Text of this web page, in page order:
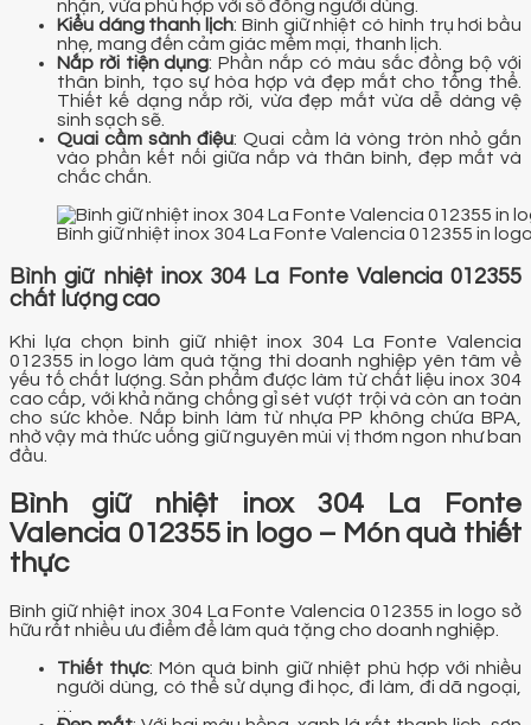
nhặn, vừa phù hợp với số đông người dùng.
Kiểu dáng thanh lịch: Bình giữ nhiệt có hình trụ hơi bầu
nhẹ, mang đến cảm giác mềm mại, thanh lịch.
Nắp rời tiện dụng: Phần nắp có màu sắc đồng bộ với
thân bình, tạo sự hòa hợp và đẹp mắt cho tổng thể.
Thiết kế dạng nắp rời, vừa đẹp mắt vừa dễ dàng vệ
sinh sạch sẽ.
Quai cầm sành điệu: Quai cầm là vòng tròn nhỏ gắn
vào phần kết nối giữa nắp và thân bình, đẹp mắt và
chắc chắn.
Bình giữ nhiệt inox 304 La Fonte Valencia 012355 in
Bình giữ nhiệt inox 304 La Fonte Valencia 012355
chất lượng cao
Khi lựa chọn bình giữ nhiệt inox 304 La Fonte Valencia
012355 in logo làm quà tặng thì doanh nghiệp yên tâm về
yếu tố chất lượng. Sản phẩm được làm từ chất liệu inox 304
cao cấp, với khả năng chống gỉ sét vượt trội và còn an toàn
cho sức khỏe. Nắp bình làm từ nhựa PP không chứa BPA,
nhờ vậy mà thức uống giữ nguyên mùi vị thơm ngon như ban
đầu.
Bình giữ nhiệt inox 304 La Fonte
Valencia 012355 in logo – Món quà thiết
thực
Bình giữ nhiệt inox 304 La Fonte Valencia 012355 in logo sở
hữu rất nhiều ưu điểm để làm quà tặng cho doanh nghiệp.
Thiết thực: Món quà bình giữ nhiệt phù hợp với nhiều
người dùng, có thể sử dụng đi học, đi làm, đi dã ngoại,